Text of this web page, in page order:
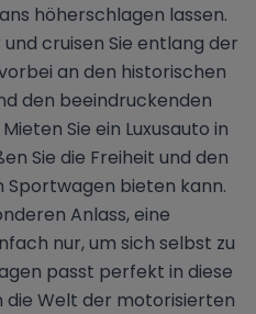
höherschlagen lassen.
cruisen Sie entlang der
an den historischen
den beeindruckenden
Sie ein Luxusauto in
Sie die Freiheit und den
Sportwagen bieten kann.
Anlass, eine
nur, um sich selbst zu
passt perfekt in diese
die Welt der motorisierten